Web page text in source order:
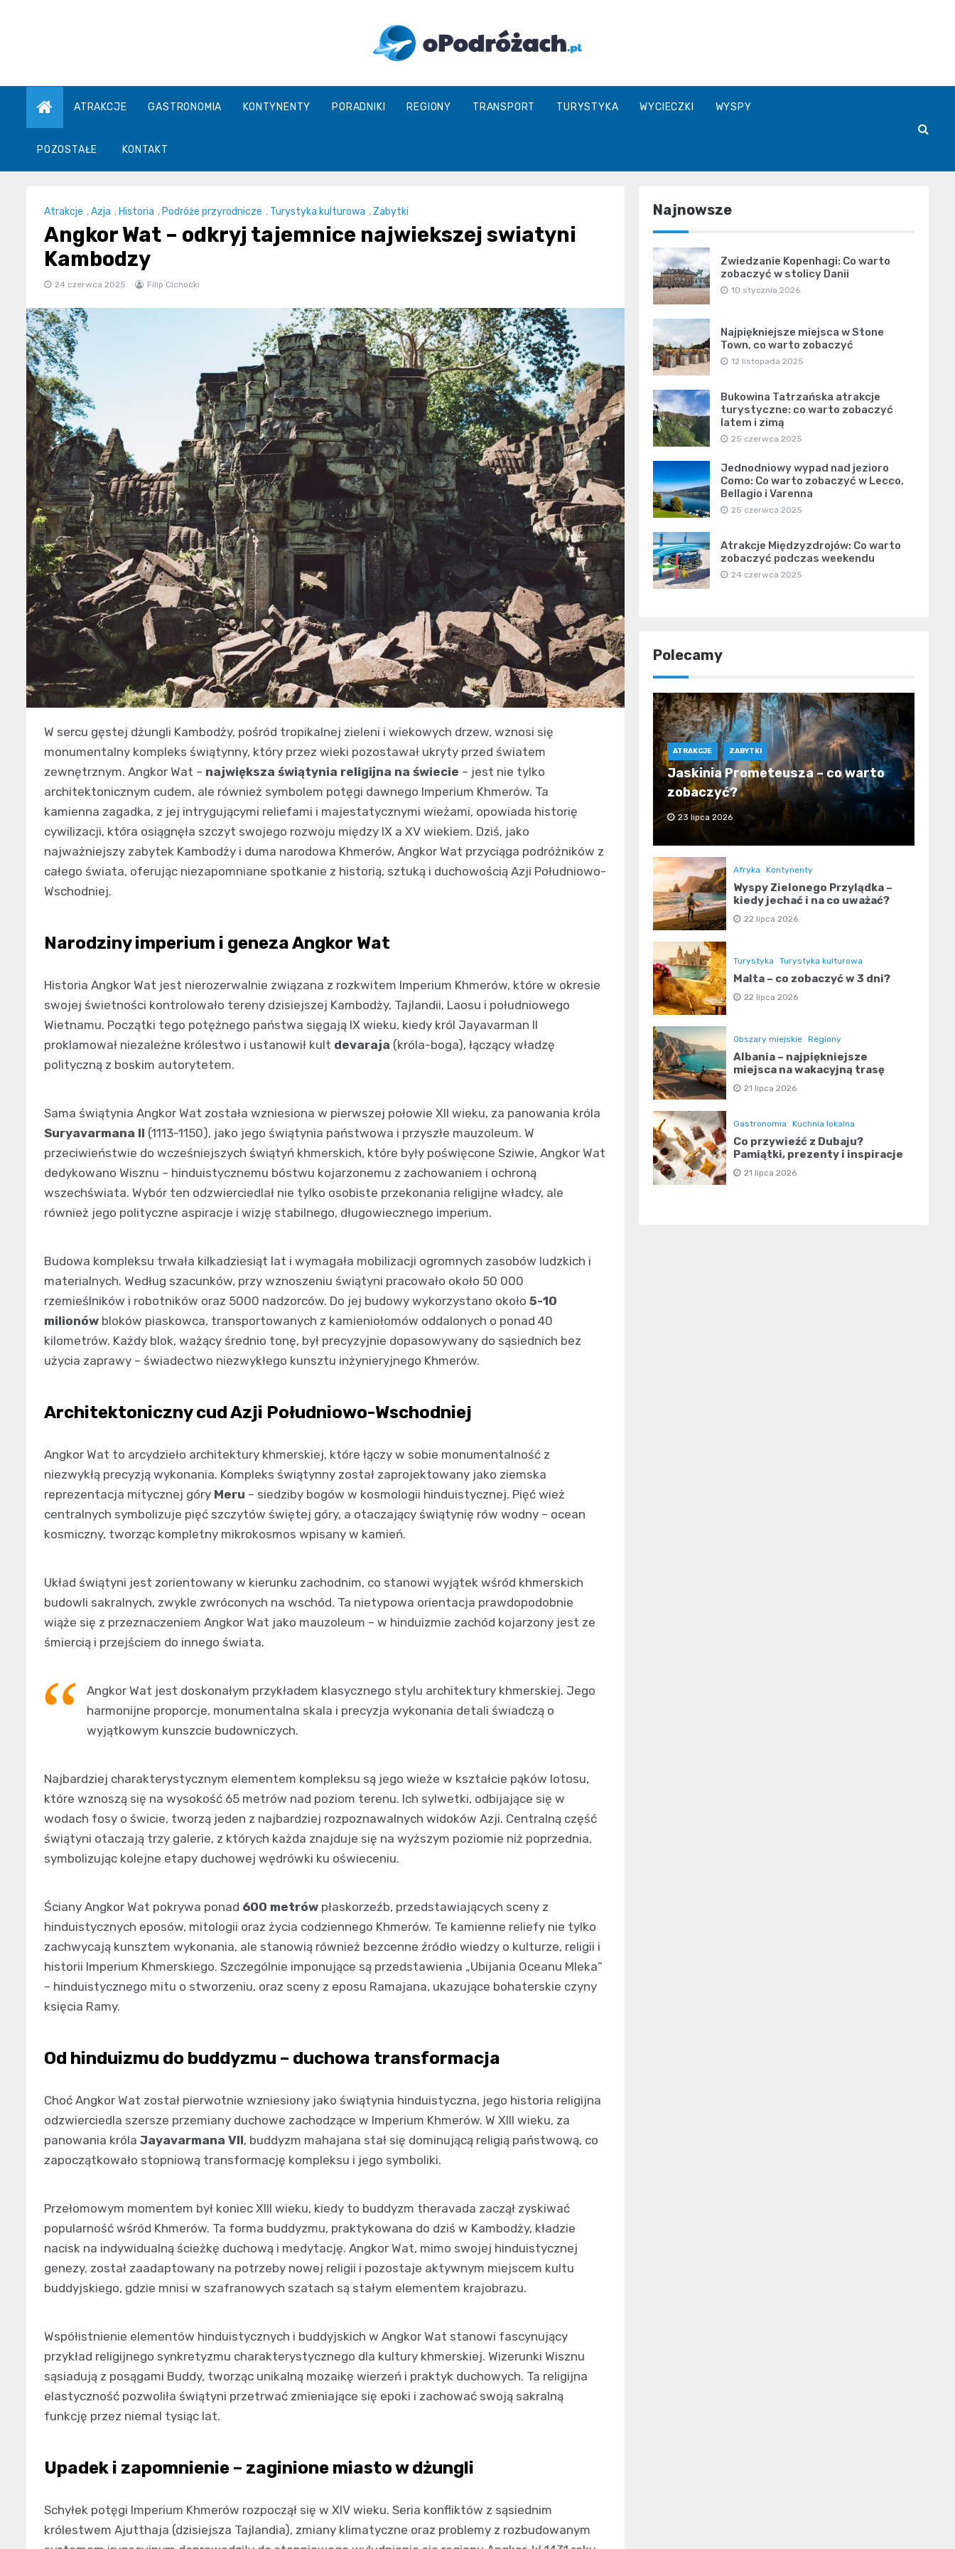
O
ATRAKCJE GASTRONOMIA KONTYNENTY PORADNIKI REGIONY TRANSPORT TURYSTYKA WYCIECZKI WYSPY
POZOSTAŁE KONTAKT
Atrakcje ,Azja , Historia , Podróże przyrodnicze , Turystyka kulturowa , Zabytki
Angkor Wat – odkryj tajemnice najwiekszej swiatyni
Kambodzy
24 czerwca 2025 Filip Cichocki
W sercu gęstej dżungli Kambodży, pośród tropikalnej zieleni i wiekowych drzew, wznosi się
monumentalny kompleks świątynny, który przez wieki pozostawał ukryty przed światem
zewnętrznym. Angkor Wat – największa świątynia religijna na świecie – jest nie tylko
architektonicznym cudem, ale również symbolem potęgi dawnego Imperium Khmerów. Ta
kamienna zagadka, z jej intrygującymi reliefami i majestatycznymi wieżami, opowiada historię
cywilizacji, która osiągnęła szczyt swojego rozwoju między IX a XV wiekiem. Dziś, jako
najważniejszy zabytek Kambodży i duma narodowa Khmerów, Angkor Wat przyciąga podróżników z
całego świata, oferując niezapomniane spotkanie z historią, sztuką i duchowością Azji Południowo-
Wschodniej.
Narodziny imperium i geneza Angkor Wat
Historia Angkor Wat jest nierozerwalnie związana z rozkwitem Imperium Khmerów, które w okresie
swojej świetności kontrolowało tereny dzisiejszej Kambodży, Tajlandii, Laosu i południowego
Wietnamu. Początki tego potężnego państwa sięgają IX wieku, kiedy król Jayavarman II
proklamował niezależne królestwo i ustanowił kult devaraja (króla-boga), łączący władzę
polityczną z boskim autorytetem.
Sama świątynia Angkor Wat została wzniesiona w pierwszej połowie XII wieku, za panowania króla
Suryavarmana II (1113-1150), jako jego świątynia państwowa i przyszłe mauzoleum. W
przeciwieństwie do wcześniejszych świątyń khmerskich, które były poświęcone Sziwie, Angkor Wat
dedykowano Wisznu – hinduistycznemu bóstwu kojarzonemu z zachowaniem i ochroną
wszechświata. Wybór ten odzwierciedlał nie tylko osobiste przekonania religijne władcy, ale
również jego polityczne aspiracje i wizję stabilnego, długowiecznego imperium.
Budowa kompleksu trwała kilkadziesiąt lat i wymagała mobilizacji ogromnych zasobów ludzkich i
materialnych. Według szacunków, przy wznoszeniu świątyni pracowało około 50 000
rzemieślników i robotników oraz 5000 nadzorców. Do jej budowy wykorzystano około 5-10
milionów bloków piaskowca, transportowanych z kamieniołomów oddalonych o ponad 40
kilometrów. Każdy blok, ważący średnio tonę, był precyzyjnie dopasowywany do sąsiednich bez
użycia zaprawy – świadectwo niezwykłego kunsztu inżynieryjnego Khmerów.
Architektoniczny cud Azji Południowo-Wschodniej
Angkor Wat to arcydzieło architektury khmerskiej, które łączy w sobie monumentalność z
niezwykłą precyzją wykonania. Kompleks świątynny został zaprojektowany jako ziemska
reprezentacja mitycznej góry Meru – siedziby bogów w kosmologii hinduistycznej. Pięć wież
centralnych symbolizuje pięć szczytów świętej góry, a otaczający świątynię rów wodny – ocean
kosmiczny, tworząc kompletny mikrokosmos wpisany w kamień.
Układ świątyni jest zorientowany w kierunku zachodnim, co stanowi wyjątek wśród khmerskich
budowli sakralnych, zwykle zwróconych na wschód. Ta nietypowa orientacja prawdopodobnie
wiąże się z przeznaczeniem Angkor Wat jako mauzoleum – w hinduizmie zachód kojarzony jest ze
śmiercią i przejściem do innego świata.
Angkor Wat jest doskonałym przykładem klasycznego stylu architektury khmerskiej. Jego
harmonijne proporcje, monumentalna skala i precyzja wykonania detali świadczą o
wyjątkowym kunszcie budowniczych.
Najbardziej charakterystycznym elementem kompleksu są jego wieże w kształcie pąków lotosu,
które wznoszą się na wysokość 65 metrów nad poziom terenu. Ich sylwetki, odbijające się w
wodach fosy o świcie, tworzą jeden z najbardziej rozpoznawalnych widoków Azji. Centralną część
świątyni otaczają trzy galerie, z których każda znajduje się na wyższym poziomie niż poprzednia,
symbolizując kolejne etapy duchowej wędrówki ku oświeceniu.
Ściany Angkor Wat pokrywa ponad 600 metrów płaskorzeźb, przedstawiających sceny z
hinduistycznych eposów, mitologii oraz życia codziennego Khmerów. Te kamienne reliefy nie tylko
zachwycają kunsztem wykonania, ale stanowią również bezcenne źródło wiedzy o kulturze, religii i
historii Imperium Khmerskiego. Szczególnie imponujące są przedstawienia „Ubijania Oceanu Mleka”
– hinduistycznego mitu o stworzeniu, oraz sceny z eposu Ramajana, ukazujące bohaterskie czyny
księcia Ramy.
Od hinduizmu do buddyzmu – duchowa transformacja
Choć Angkor Wat został pierwotnie wzniesiony jako świątynia hinduistyczna, jego historia religijna
odzwierciedla szersze przemiany duchowe zachodzące w Imperium Khmerów. W XIII wieku, za
panowania króla Jayavarmana VII, buddyzm mahajana stał się dominującą religią państwową, co
zapoczątkowało stopniową transformację kompleksu i jego symboliki.
Przełomowym momentem był koniec XIII wieku, kiedy to buddyzm theravada zaczął zyskiwać
popularność wśród Khmerów. Ta forma buddyzmu, praktykowana do dziś w Kambodży, kładzie
nacisk na indywidualną ścieżkę duchową i medytację. Angkor Wat, mimo swojej hinduistycznej
genezy, został zaadaptowany na potrzeby nowej religii i pozostaje aktywnym miejscem kultu
buddyjskiego, gdzie mnisi w szafranowych szatach są stałym elementem krajobrazu.
Współistnienie elementów hinduistycznych i buddyjskich w Angkor Wat stanowi fascynujący
przykład religijnego synkretyzmu charakterystycznego dla kultury khmerskiej. Wizerunki Wisznu
sąsiadują z posągami Buddy, tworząc unikalną mozaikę wierzeń i praktyk duchowych. Ta religijna
elastyczność pozwoliła świątyni przetrwać zmieniające się epoki i zachować swoją sakralną
funkcję przez niemal tysiąc lat.
Upadek i zapomnienie – zaginione miasto w dżungli
Schyłek potęgi Imperium Khmerów rozpoczął się w XIV wieku. Seria konfliktów z sąsiednim
królestwem Ajutthaja (dzisiejsza Tajlandia), zmiany klimatyczne oraz problemy z rozbudowanym
Najnowsze
Zwiedzanie Kopenhagi: Co warto
zobaczyć w stolicy Danii
10 stycznia 2026
Najpiękniejsze miejsca w Stone
Town, co warto zobaczyć
12 listopada 2025
Bukowina Tatrzańska atrakcje
turystyczne: co warto zobaczyć
latem i zimą
25 czerwca 2025
Jednodniowy wypad nad jezioro
Como: Co warto zobaczyć w Lecco,
Bellagio i Varenna
25 czerwca 2025
Atrakcje Międzyzdrojów: Co warto
zobaczyć podczas weekendu
24 czerwca 2025
Polecamy
ATRAKCJE ZABYTKI
Jaskinia Prometeusza – co warto
zobaczyć?
23 lipca 2026
Afryka Kontynenty
Wyspy Zielonego Przylądka –
kiedy jechać i na co uważać?
22 lipca 2026
Turystyka Turystyka kulturowa
Malta – co zobaczyć w 3 dni?
22 lipca 2026
Obszary miejskie Regiony
Albania – najpiękniejsze
miejsca na wakacyjną trasę
21 lipca 2026
Gastronomia Kuchnia lokalna
Co przywieźć z Dubaju?
Pamiątki, prezenty i inspiracje
21 lipca 2026